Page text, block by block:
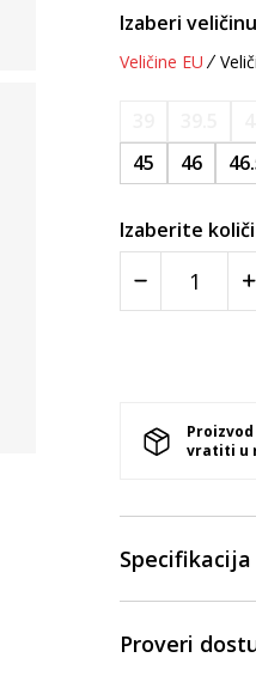
Izaberi
Veličine EU
45
46
Izaberite
vratiti u
Specifikacija
Proveri